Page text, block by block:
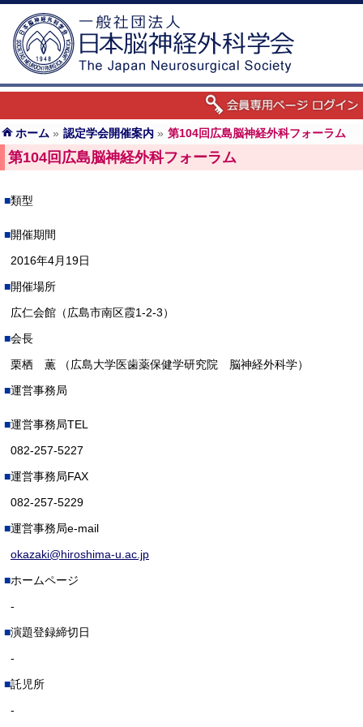
ホーム » 認定学会開催案内 » 第104回広島脳神経外科フォーラム
第104回広島脳神経外科フォーラム
類型
開催期間
2016年4月19日
開催場所
広仁会館（広島市南区霞1-2-3）
会長
栗栖 薫 （広島大学医歯薬保健学研究院 脳神経外科学）
運営事務局
運営事務局TEL
082-257-5227
運営事務局FAX
082-257-5229
運営事務局e-mail
okazaki@hiroshima-u.ac.jp
ホームページ
-
演題登録締切日
-
託児所
-